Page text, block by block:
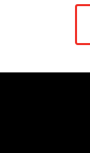
j'oublierai ton